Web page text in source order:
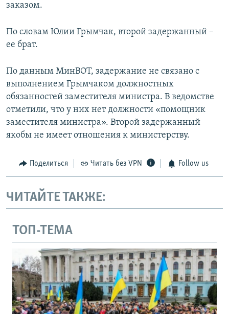
заказом.
По словам Юлии Грымчак, второй задержанный –
ее брат.
По данным МинВОТ, задержание не связано с
выполнением Грымчаком должностных
обязанностей заместителя министра. В ведомстве
отметили, что у них нет должности «помощник
заместителя министра». Второй задержанный
якобы не имеет отношения к министерству.
Поделиться Читать без VPN Follow us
ЧИТАЙТЕ ТАКЖЕ:
ТОП-ТЕМА